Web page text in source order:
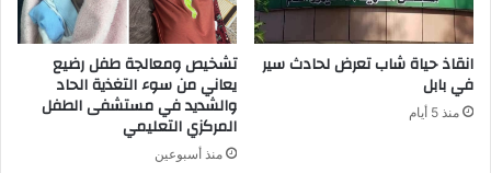
انقاذ حياة شاب تعرض لحادث سير
في بابل
منذ 5 أيام
تشخيص ومعالجة طفل رضيع
يعاني من سوء التغذية الحاد
والشديد في مستشفى الطفل
المركزي التعليمي
منذ أسبوعين